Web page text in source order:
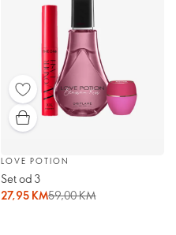
LOVE POTION
Set od 3
27,95 KM59,00 KM